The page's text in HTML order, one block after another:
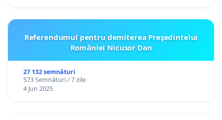
Referendumul pentru demiterea Preşedintelui
României Nicusor Dan
27 132 semnături
573 Semnături / 7 zile
4 Jun 2025